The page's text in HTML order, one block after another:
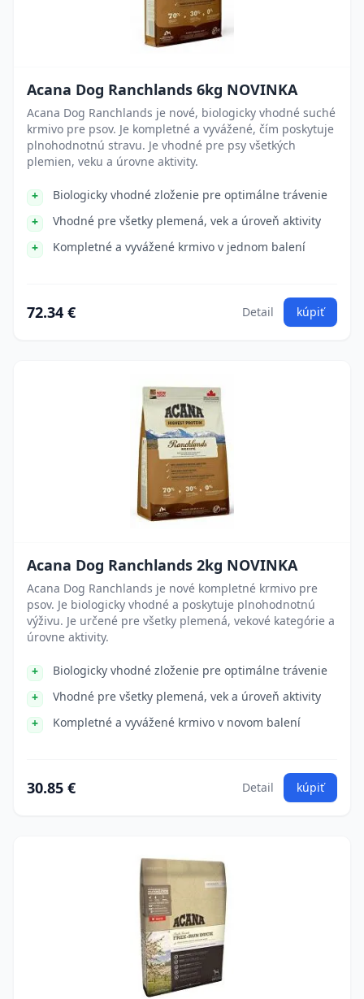
Acana Dog Ranchlands 6kg NOVINKA
Acana Dog Ranchlands je nové, biologicky vhodné suché
krmivo pre psov. Je kompletné a vyvážené, čím poskytuje
plnohodnotnú stravu. Je vhodné pre psy všetkých
plemien, veku a úrovne aktivity.
Biologicky vhodné zloženie pre optimálne trávenie
Vhodné pre všetky plemená, vek a úroveň aktivity
Kompletné a vyvážené krmivo v jednom balení
72.34 € Detail kúpiť
Acana Dog Ranchlands 2kg NOVINKA
Acana Dog Ranchlands je nové kompletné krmivo pre
psov. Je biologicky vhodné a poskytuje plnohodnotnú
výživu. Je určené pre všetky plemená, vekové kategórie a
úrovne aktivity.
Biologicky vhodné zloženie pre optimálne trávenie
Vhodné pre všetky plemená, vek a úroveň aktivity
Kompletné a vyvážené krmivo v novom balení
30.85 € Detail kúpiť